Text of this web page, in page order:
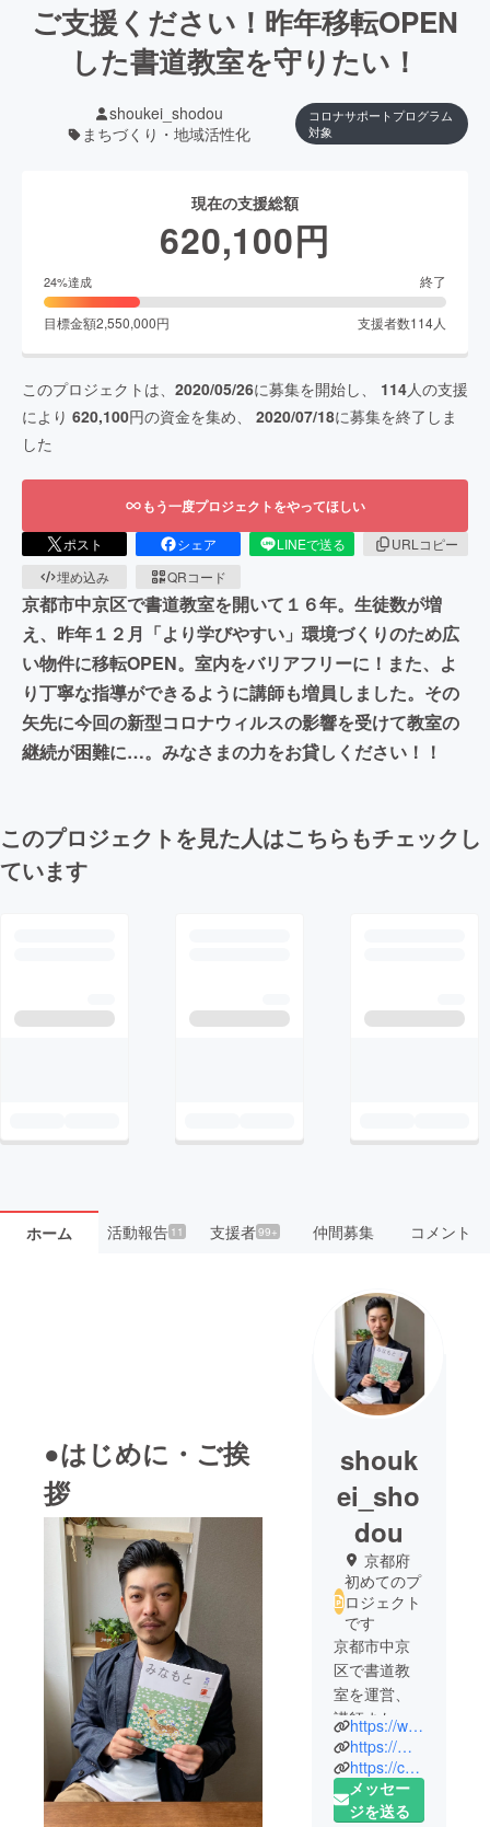
ご支援ください！昨年移転OPEN
した書道教室を守りたい！
shoukei_shodou
まちづくり・地域活性化
コロナサポートプログラム
対象
現在の支援総額
620,100円
24%達成 終了
目標金額2,550,000円 支援者数114人
このプロジェクトは、 2020/05/26に募集を開始し、 114人の支援
により 620,100円の資金を集め、 2020/07/18に募集を終了しま
した
もう一度プロジェクトをやってほしい
ポスト シェア LINEで送る
URLコピー
埋め込み
QRコード
京都市中京区で書道教室を開いて１６年。生徒数が増
え、昨年１２月「より学びやすい」環境づくりのため広
い物件に移転OPEN。室内をバリアフリーに！また、よ
り丁寧な指導ができるように講師も増員しました。その
矢先に今回の新型コロナウィルスの影響を受けて教室の
継続が困難に…。みなさまの力をお貸しください！！
このプロジェクトを見た人はこちらもチェックし
ています
ホーム 活動報告11 支援者99+ 仲間募集 コメント
●はじめに・ご挨
拶
shouk
ei_sho
dou
京都府
初めてのプ
ロジェクト
です
京都市中京
区で書道教
室を運営、
講師また書
作家として
活動をして
いる
福永 象啓
https://www.shoukei-shodou.com/
https://mayumi-teshigoto.jimdofree.com/
https://cafe-gallery-waku.jimdofree.com/
メッセー
ジを送る